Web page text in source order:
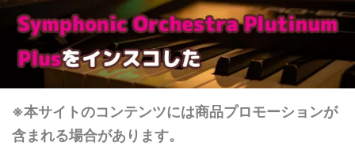
※本サイトのコンテンツには商品プロモーションが
含まれる場合があります。